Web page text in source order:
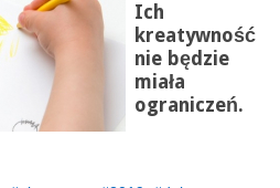
Ich
kreatywność
nie będzie
miała
ograniczeń.